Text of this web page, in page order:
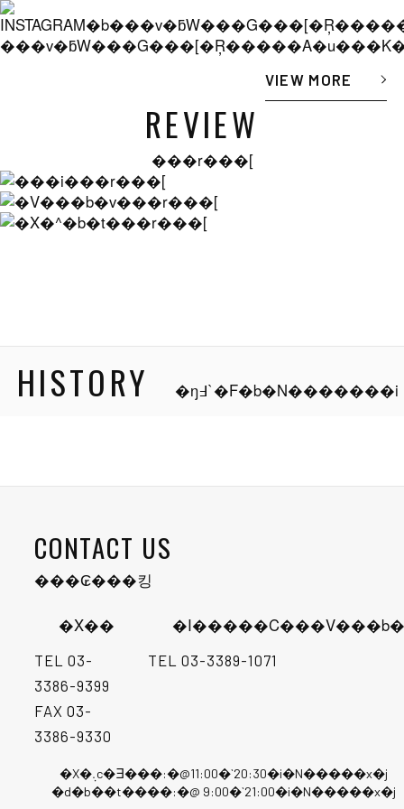
VIEW MORE
REVIEW
���r���[
HISTORY �ŋ߃`�F�b�N�������i
CONTACT US
���₢���킹
�X��
TEL03-
3386-9399
FAX 03-
3386-9330
TEL 03-3389-1071
�X�܉c�Ǝ���:�@11:00�`20:30�i�N�����x�j
�d�b��t����:�@ 9:00�`21:00�i�N�����x�j